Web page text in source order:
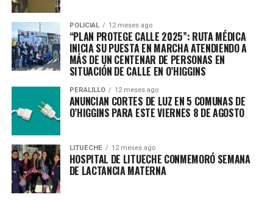
POLICIAL 12 meses ago
“PLAN PROTEGE CALLE 2025”: RUTA MÉDICA
INICIA SU PUESTA EN MARCHA ATENDIENDO A
MÁS DE UN CENTENAR DE PERSONAS EN
SITUACIÓN DE CALLE EN O’HIGGINS
PERALILLO 12 meses ago
ANUNCIAN CORTES DE LUZ EN 5 COMUNAS DE
O’HIGGINS PARA ESTE VIERNES 8 DE AGOSTO
LITUECHE 12 meses ago
HOSPITAL DE LITUECHE CONMEMORÓ SEMANA
DE LACTANCIA MATERNA